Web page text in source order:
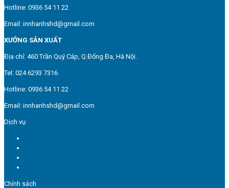
Hotline: 0936 54 11 22
Email: innhanhshd@gmail.com
XƯỞNG SẢN XUẤT
Địa chỉ: 460 Trần Quý Cáp, Q.Đống Đa, Hà Nội.
Tel: 024 6293 7316
Hotline: 0936 54 11 22
Email: innhanhshd@gmail.com
Dịch vụ
Chính sách